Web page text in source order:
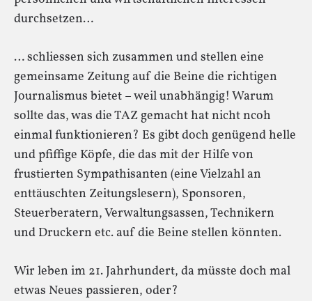
durchsetzen…
… schliessen sich zusammen und stellen eine
gemeinsame Zeitung auf die Beine die richtigen
Journalismus bietet – weil unabhängig! Warum
sollte das, was die TAZ gemacht hat nicht ncoh
einmal funktionieren? Es gibt doch genügend helle
und pfiffige Köpfe, die das mit der Hilfe von
frustierten Sympathisanten (eine Vielzahl an
enttäuschten Zeitungslesern), Sponsoren,
Steuerberatern, Verwaltungsassen, Technikern
und Druckern etc. auf die Beine stellen könnten.
Wir leben im 21. Jahrhundert, da müsste doch mal
etwas Neues passieren, oder?